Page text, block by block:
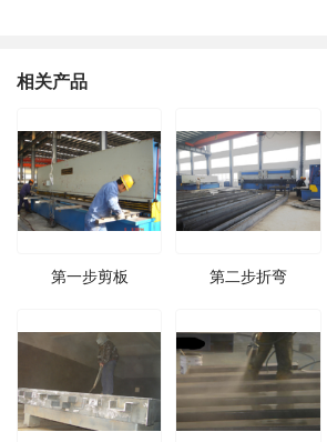
相关产品
第一步剪板 第二步折弯